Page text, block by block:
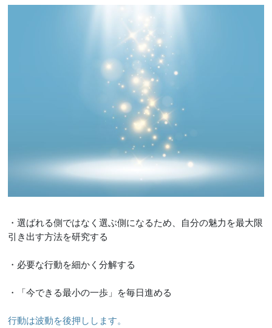
・選ばれる側ではなく選ぶ側になるため、自分の魅力を最大限
引き出す方法を研究する
・必要な行動を細かく分解する
・「今できる最小の一歩」を毎日進める
行動は波動を後押しします。